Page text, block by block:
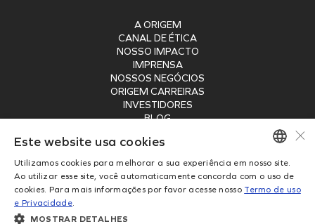
RECEBA NOSSA NEWSLETTER
ENVIAR
A ORIGEM
CANAL DE ÉTICA
NOSSO IMPACTO
IMPRENSA
NOSSOS NEGÓCIOS
ORIGEM CARREIRAS
INVESTIDORES
BLOG
PORTUGUESE
ENGLISH
×
Este website usa cookies
Utilizamos cookies para melhorar a sua experiência em nosso site.
Ao utilizar esse site, você automaticamente concorda com o uso de
cookies. Para mais informações por favor acesse nosso Termo de uso
e Privacidade.
MOSTRAR DETALHES